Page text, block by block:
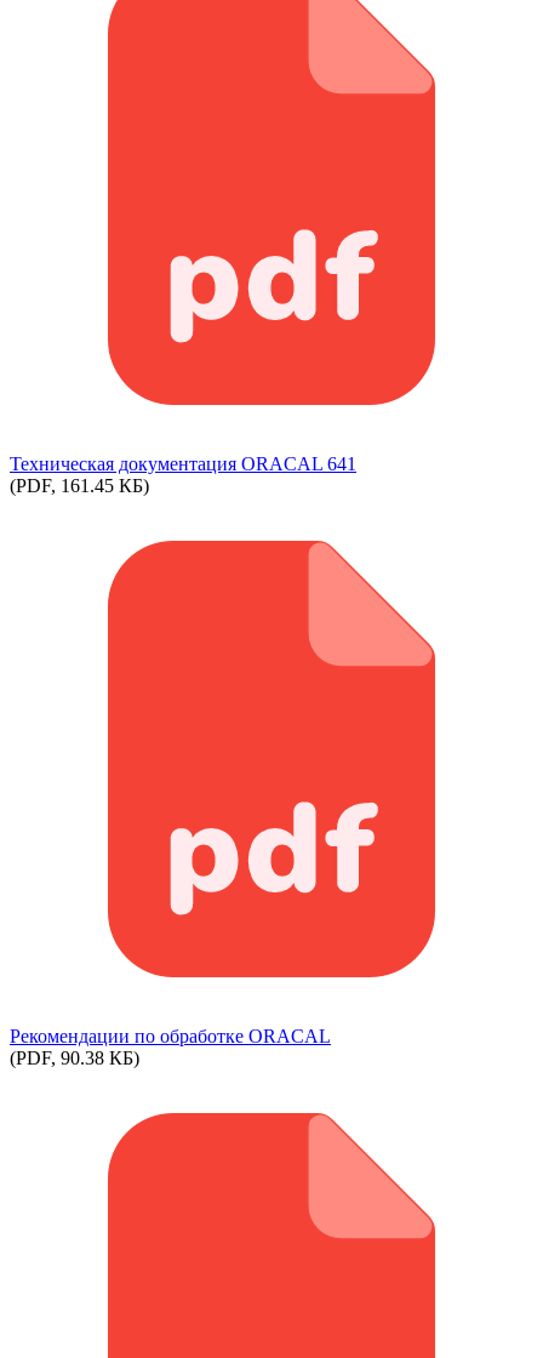
Техническая документация ORACAL 641
(PDF, 161.45 КБ)
Рекомендации по обработке ORACAL
(PDF, 90.38 КБ)